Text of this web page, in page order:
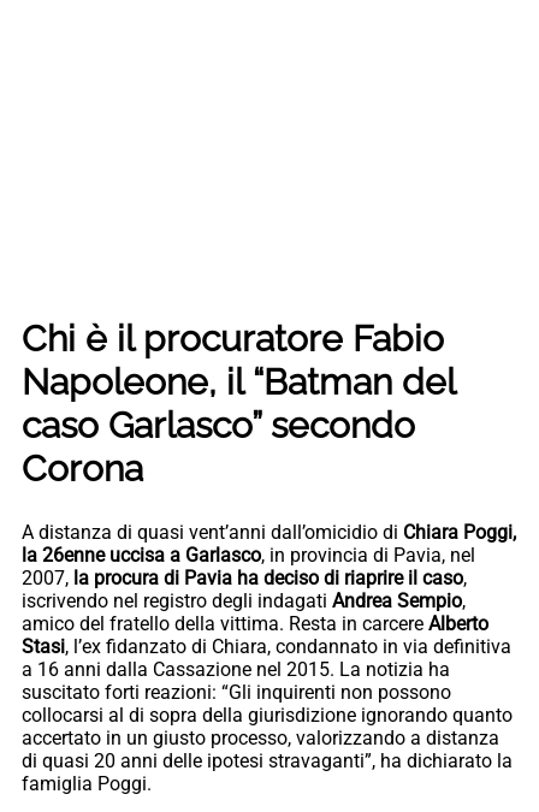
Chi è il procuratore Fabio
Napoleone, il “Batman del
caso Garlasco” secondo
Corona
A distanza di quasi vent’anni dall’omicidio di Chiara Poggi,
la 26enne uccisa a Garlasco, in provincia di Pavia, nel
2007, la procura di Pavia ha deciso di riaprire il caso,
iscrivendo nel registro degli indagati Andrea Sempio,
amico del fratello della vittima. Resta in carcere Alberto
Stasi, l’ex fidanzato di Chiara, condannato in via definitiva
a 16 anni dalla Cassazione nel 2015. La notizia ha
suscitato forti reazioni: “Gli inquirenti non possono
collocarsi al di sopra della giurisdizione ignorando quanto
accertato in un giusto processo, valorizzando a distanza
di quasi 20 anni delle ipotesi stravaganti”, ha dichiarato la
famiglia Poggi.